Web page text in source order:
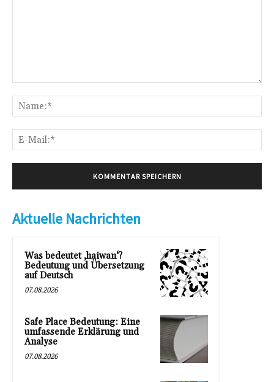
Aktuelle Nachrichten
Was bedeutet ‚haiwan‘?
Bedeutung und Übersetzung
auf Deutsch
07.08.2026
Safe Place Bedeutung: Eine
umfassende Erklärung und
Analyse
07.08.2026